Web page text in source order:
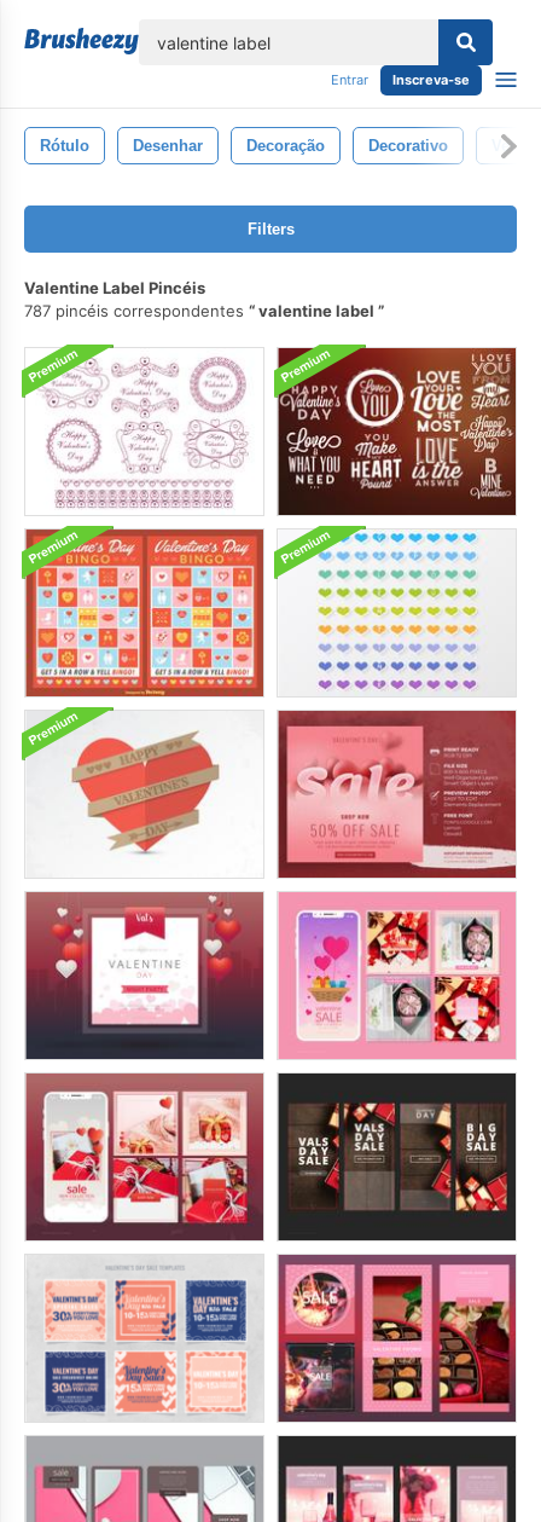
Entrar Inscreva-se
Rótulo Desenhar Decoração Decorativo Vetor
Filters
Valentine Label Pincéis
787 pincéis correspondentes
valentine label